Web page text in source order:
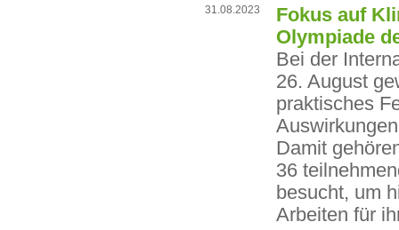
31.08.2023
Fokus auf
Olympiade
Bei der
26. August
praktisches
Damit
36
besucht, um
Arbeiten für